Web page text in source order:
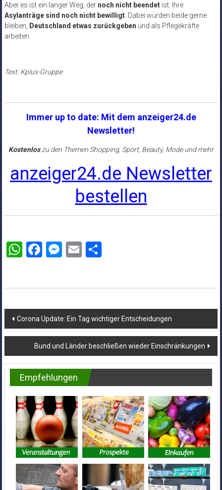
Aber es ist ein langer Weg, der noch nicht beendetist: Ihre
Asylanträge sind noch nicht bewilligt. Dabei würden beide gerne
bleiben,
Deutschland etwas zurückgeben und als Pflegekräfte
arbeiten.
Text: Kplus-Gruppe
Immer up to date: Mit dem anzeiger24.de
Newsletter!
Kostenloszu den Themen Shopping, Sport, Beauty, Mode und mehr
anzeiger24.de Newsletter
bestellen
WhatsApp
Facebook
Messenger
EmailTeilen
Beitragsnavigation
Corona Update: Ein Tag wichtiger Entscheidungen
Bund und Länder beschließen wieder Einschränkungen
Empfehlungen